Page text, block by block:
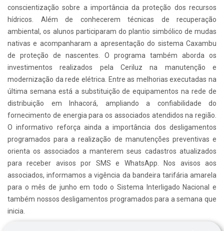
conscientização sobre a importância da proteção dos recursos
hídricos. Além de conhecerem técnicas de recuperação
ambiental, os alunos participaram do plantio simbólico de mudas
nativas e acompanharam a apresentação do sistema Caxambu
de proteção de nascentes. O programa também aborda os
investimentos realizados pela Ceriluz na manutenção e
modernização da rede elétrica. Entre as melhorias executadas na
última semana está a substituição de equipamentos na rede de
distribuição em Inhacorá, ampliando a confiabilidade do
fornecimento de energia para os associados atendidos na região.
O informativo reforça ainda a importância dos desligamentos
programados para a realização de manutenções preventivas e
orienta os associados a manterem seus cadastros atualizados
para receber avisos por SMS e WhatsApp. Nos avisos aos
associados, informamos a vigência da bandeira tarifária amarela
para o mês de junho em todo o Sistema Interligado Nacional e
também nossos desligamentos programados para a semana que
inicia.